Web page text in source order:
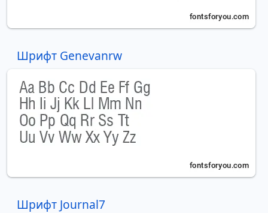
Шрифт Genevanrw
Шрифт Journal7